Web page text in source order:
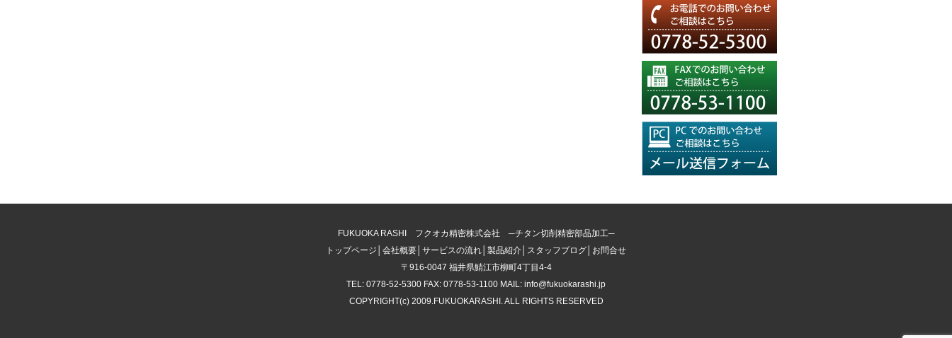
FUKUOKA RASHI フクオカ精密株式会社 ─チタン切削精密部品加工─
トップページ
会社概要 サービスの流れ 製品紹介 スタッフブログ
お問合せ
〒916-0047 福井県鯖江市柳町4丁目4-4
TEL: 0778-52-5300 FAX: 0778-53-1100 MAIL: info@fukuokarashi.jp
COPYRIGHT(c) 2009.FUKUOKARASHI. ALL RIGHTS RESERVED